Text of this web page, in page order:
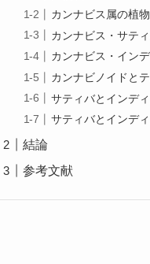
カンナビス属の植
カンナビス・サテ
カンナビス・イン
カンナビノイドと
サティバとインデ
サティバとインデ
結論
参考文献